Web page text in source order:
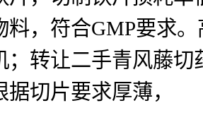
料，符合GMP要求
；转让二手青风藤
切片要求厚薄，